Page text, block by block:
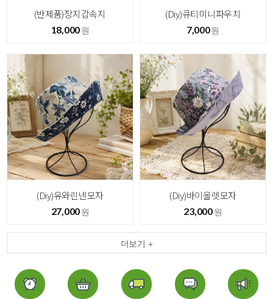
(반제품)장지갑속지
18,000원
(Diy)큐티미니파우치
7,000원
(Diy)유와린넨모자
27,000원
(Diy)바이올렛모자
23,000원
더보기 +